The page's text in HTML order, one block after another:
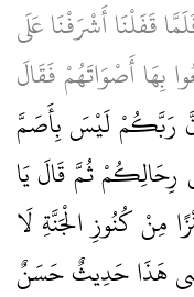
قَفَلْنَا أَشْرَفْنَا عَلَى
بِهَا أَصْوَاتَهُمْ فَقَالَ
رَبَّكُمْ لَيْسَ بِأَصَمَّ
ثُمَّ قَالَ يَا
مِنْ كُنُوزِ الْجَنَّةِ لَا
هَذَا حَدِيثٌ حَسَنٌ